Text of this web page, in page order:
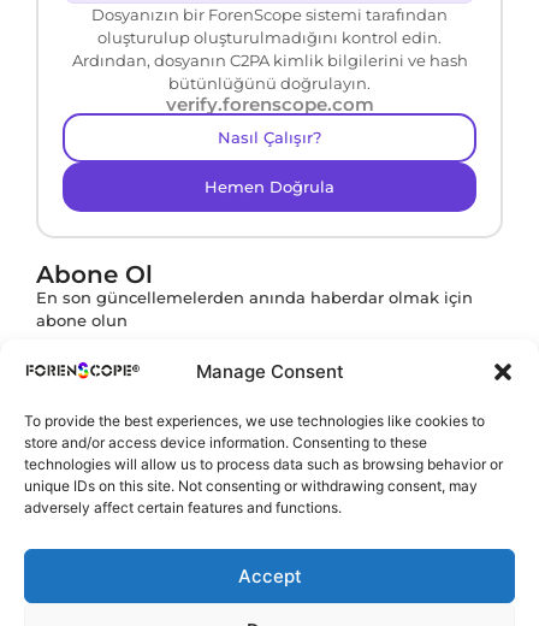
Manage Consent
To provide the best experiences, we use technologies like cookies to
store and/or access device information. Consenting to these
technologies will allow us to process data such as browsing behavior or
unique IDs on this site. Not consenting or withdrawing consent, may
adversely affect certain features and functions.
Accept
Dosyanızın bir ForenScope sistemi tarafından
oluşturulup oluşturulmadığını kontrol edin.
Ardından, dosyanın C2PA kimlik bilgilerini ve hash
bütünlüğünü doğrulayın.
verify.forenscope.com
Nasıl Çalışır?
Hemen Doğrula
Abone Ol
En son güncellemelerden anında haberdar olmak için
abone olun
Abone ol butonuna tıklayarakKVKK Politikamızı
onaylamış olursunuz.